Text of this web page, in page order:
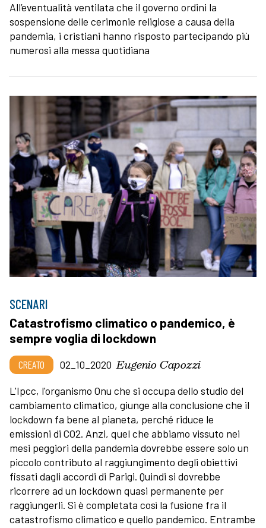
All’eventualità ventilata che il governo ordini la
sospensione delle cerimonie religiose a causa della
pandemia, i cristiani hanno risposto partecipando più
numerosi alla messa quotidiana
SCENARI
Catastrofismo climatico o pandemico, è
sempre voglia di lockdown
CREATO 02_10_2020 Eugenio Capozzi
L'Ipcc, l'organismo Onu che si occupa dello studio del
cambiamento climatico, giunge alla conclusione che il
lockdown fa bene al pianeta, perché riduce le
emissioni di CO2. Anzi, quel che abbiamo vissuto nei
mesi peggiori della pandemia dovrebbe essere solo un
piccolo contributo al raggiungimento degli obiettivi
fissati dagli accordi di Parigi. Quindi si dovrebbe
ricorrere ad un lockdown quasi permanente per
raggiungerli. Si è completata così la fusione fra il
catastrofismo climatico e quello pandemico. Entrambe